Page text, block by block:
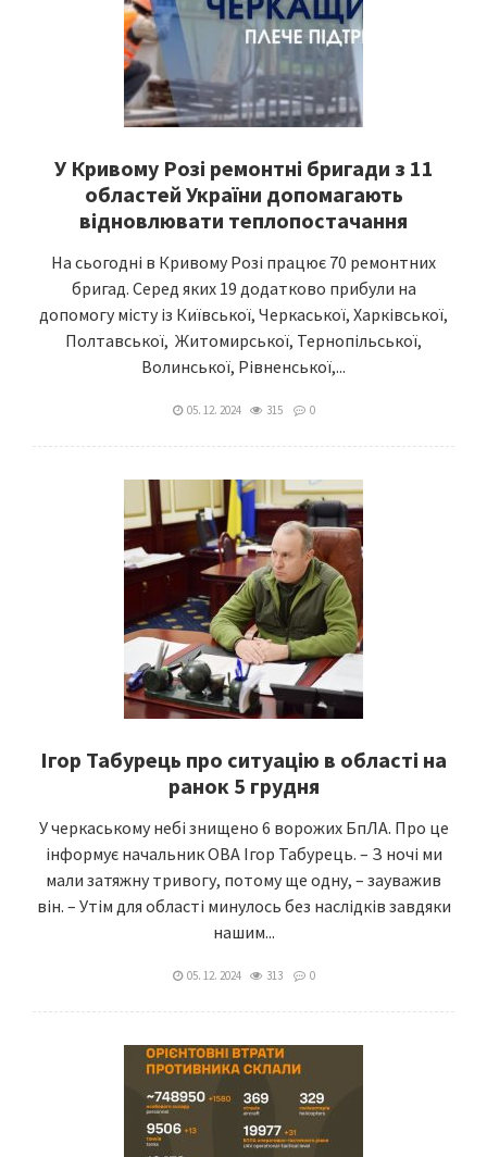
У Кривому Розі ремонтні бригади з 11
областей України допомагають
відновлювати теплопостачання
На сьогодні в Кривому Розі працює 70 ремонтних
бригад. Серед яких 19 додатково прибули на
допомогу місту із Київської, Черкаської, Харківської,
Полтавської, Житомирської, Тернопільської,
Волинської, Рівненської,...
05. 12. 2024 315 0
Ігор Табурець про ситуацію в області на
ранок 5 грудня
У черкаському небі знищено 6 ворожих БпЛА. Про це
інформує начальник ОВА Ігор Табурець. – З ночі ми
мали затяжну тривогу, потому ще одну, – зауважив
він. – Утім для області минулось без наслідків завдяки
нашим...
05. 12. 2024 313 0